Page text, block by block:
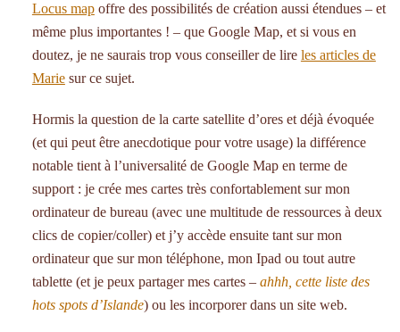
Locus mapoffre des possibilités de création aussi étendues – et
même plus importantes ! – que Google Map, et si vous en
doutez, je ne saurais trop vous conseiller de lire les articles de
Mariesur ce sujet.
Hormis la question de la carte satellite d’ores et déjà évoquée
(et qui peut être anecdotique pour votre usage) la différence
notable tient à l’universalité de Google Map en terme de
support : je crée mes cartes très confortablement sur mon
ordinateur de bureau (avec une multitude de ressources à deux
clics de copier/coller) et j’y accède ensuite tant sur mon
ordinateur que sur mon téléphone, mon Ipad ou tout autre
tablette (et je peux partager mes cartes – ahhh, cette liste des
hots spots d’Islande) ou les incorporer dans un site web.